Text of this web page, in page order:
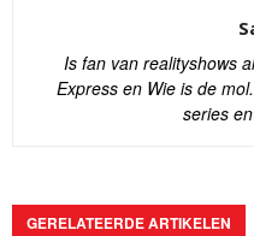
Is fan van realityshows
Express en Wie is de
series
GERELATEERDE ARTIKELEN